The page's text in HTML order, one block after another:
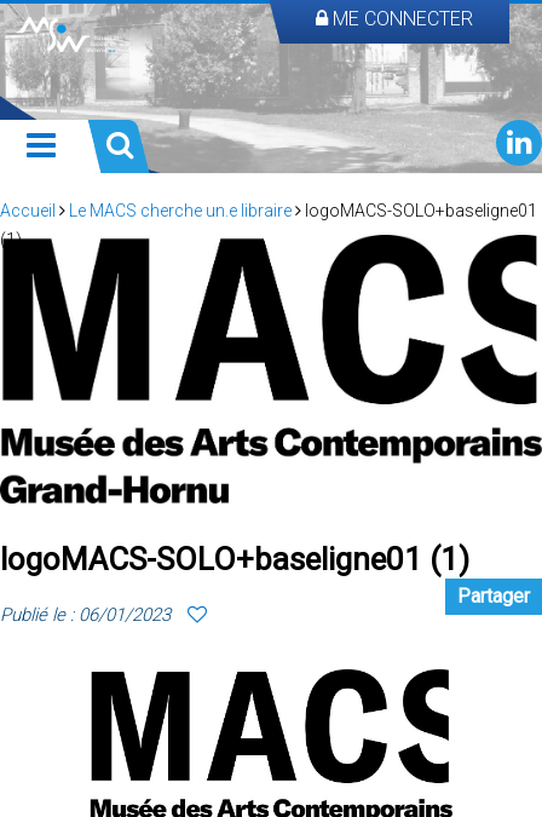
ME CONNECTER
Accueil Le MACS cherche un.e libraire
logoMACS-SOLO+baseligne01
(1)
logoMACS-SOLO+baseligne01 (1)
Publié le : 06/01/2023
Partager